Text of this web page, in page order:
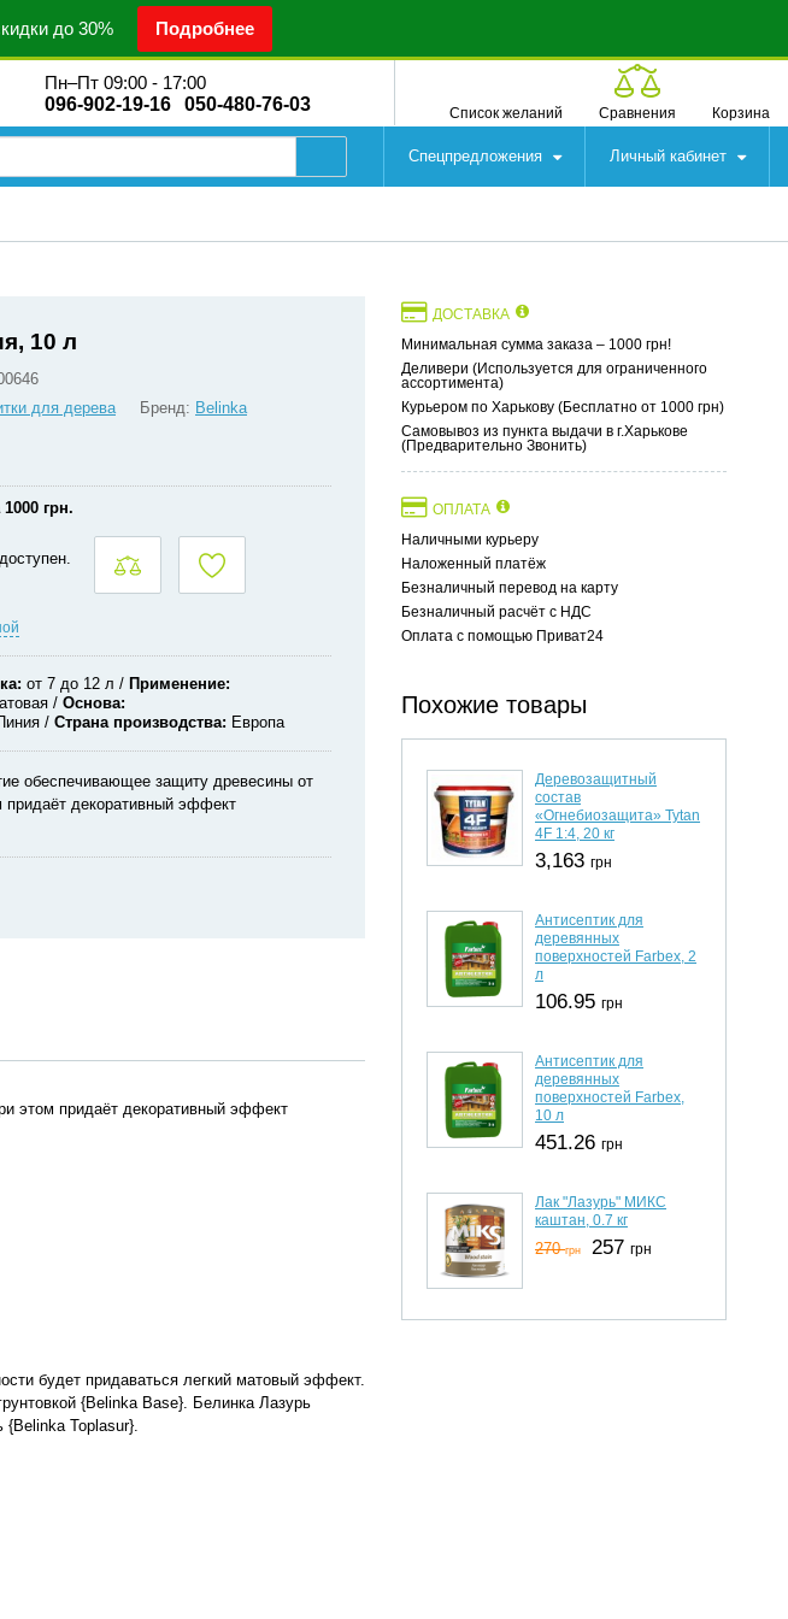
до 30% Подробнее
Пн–Пт 09:00 - 17:00
096-902-19-16
050-480-76-03 Список желаний Сравнения Корзина
Спецпредложения Личный кабинет
10 л
для дерева Бренд: Belinka
грн.
от 7 до 12 л
Применение
Основа
Страна производства Европа
обеспечивающее защиту древесины от
придаёт декоративный эффект
этом придаёт декоративный эффект
будет придаваться легкий матовый эффект.
{Belinka Base}. Белинка Лазурь
Toplasur}.
ДОСТАВКА
Минимальная сумма заказа – 1000 грн!
Деливери (Используется для ограниченного
ассортимента)
Курьером по Харькову (Бесплатно от 1000 грн)
Самовывоз из пункта выдачи в г.Харькове
(Предварительно Звонить)
ОПЛАТА
Наличными курьеру
Наложенный платёж
Безналичный перевод на карту
Безналичный расчёт с НДС
Оплата с помощью Приват24
Похожие товары
Деревозащитный
состав
«Огнебиозащита» Tytan
4F 1:4, 20 кг
3,163 грн
Антисептик для
деревянных
поверхностей Farbex, 2
л
106.95 грн
Антисептик для
деревянных
поверхностей Farbex,
10 л
451.26 грн
Лак "Лазурь" МИКС
каштан, 0.7 кг
270грн 257 грн